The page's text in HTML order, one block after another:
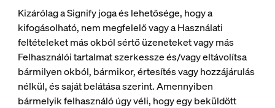
Kizárólag a Signify joga és lehetősége, hogy a
kifogásolható, nem megfelelő vagy a Használati
feltételeket más okból sértő üzeneteket vagy más
Felhasználói tartalmat szerkessze és/vagy eltávolítsa
bármilyen okból, bármikor, értesítés vagy hozzájárulás
nélkül, és saját belátása szerint. Amennyiben
bármelyik felhasználó úgy véli, hogy egy beküldött